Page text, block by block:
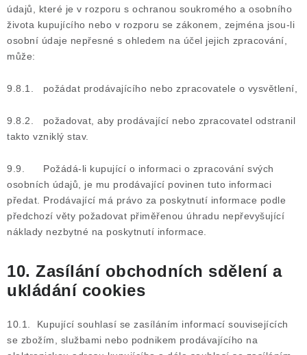
údajů, které je v rozporu s ochranou soukromého a osobního
života kupujícího nebo v rozporu se zákonem, zejména jsou-li
osobní údaje nepřesné s ohledem na účel jejich zpracování,
může:
9.8.1. požádat prodávajícího nebo zpracovatele o vysvětlení,
9.8.2. požadovat, aby prodávající nebo zpracovatel odstranil
takto vzniklý stav.
9.9. Požádá-li kupující o informaci o zpracování svých
osobních údajů, je mu prodávající povinen tuto informaci
předat. Prodávající má právo za poskytnutí informace podle
předchozí věty požadovat přiměřenou úhradu nepřevyšující
náklady nezbytné na poskytnutí informace.
10. Zasílání obchodních sdělení a
ukládání cookies
10.1. Kupující souhlasí se zasíláním informací souvisejících
se zbožím, službami nebo podnikem prodávajícího na